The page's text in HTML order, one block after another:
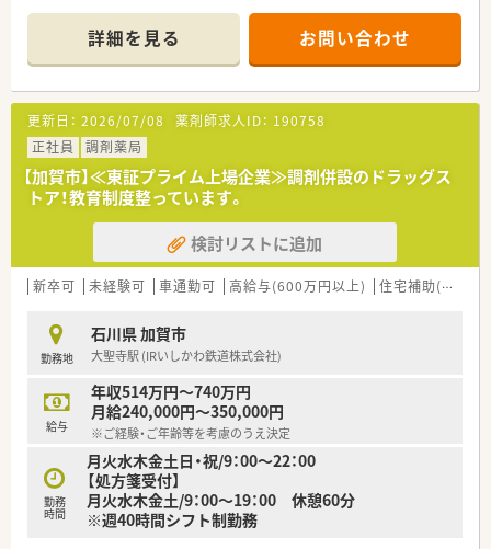
詳細を見る お問い合わせ
更新日： 2026/07/08 薬剤師求人ID： 190758
正社員
調剤薬局
【加賀市】≪東証プライム上場企業≫調剤併設のドラッグス
トア！教育制度整っています。
検討リストに追加
新卒可 未経験可 車通勤可 高給与(600万円以上) 住宅補助(手当)あり
勤務地
石川県 加賀市
大聖寺駅 (IRいしかわ鉄道株式会社)
給与
年収514万円～740万円
月給240,000円～350,000円
※ご経験・ご年齢等を考慮のうえ決定
勤務
時間
月火水木金土日・祝/9：00～22：00
【処方箋受付】
月火水木金土/9：00～19：00 休憩60分
※週40時間シフト制勤務